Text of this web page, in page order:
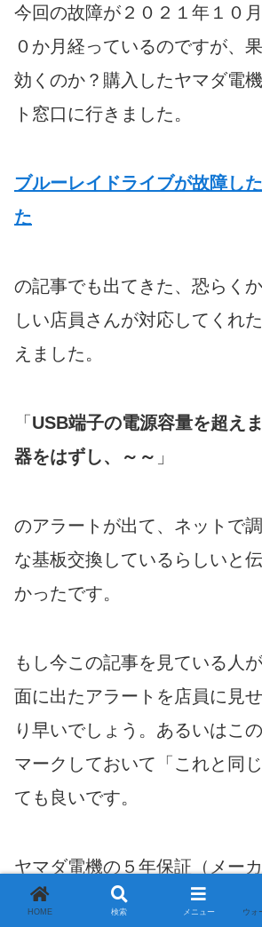
今回の故障が２０２１年１０
０か月経っているのですが、
効くのか？購入したヤマダ電
ト窓口に行きました。
ブルーレイドライブが故障し
た
の記事でも出てきた、恐らく
しい店員さんが対応してくれ
えました。
「 USB端子の電源容量を超え
器をはずし、～～ 」
のアラートが出て、ネットで
な基板交換しているらしいと
かったです。
もし今この記事を見ている人
面に出たアラートを店員に見
り早いでしょう。あるいはこ
マークしておいて「これと同
ても良いです。
ヤマダ電機の５年保証（メー
マダ電機５年保証＝６年保証
HOME 検索 メニュー ウォ